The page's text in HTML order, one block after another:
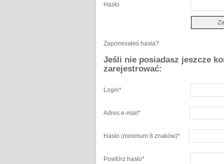
Hasło
Zapomniałeś hasła?
Jeśli nie posiadasz jeszcze
zarejestrować:
Login*
Adres e-mail *
Hasło (minimum 8 znaków)*
Powtórz hasło*